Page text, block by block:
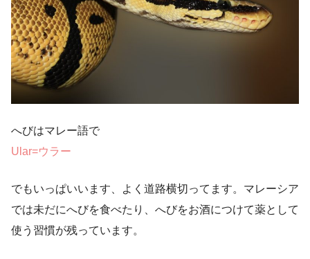
へびはマレー語で
Ular=ウラー
でもいっぱいいます、よく道路横切ってます。マレーシア
では未だにへびを食べたり、へびをお酒につけて薬として
使う習慣が残っています。